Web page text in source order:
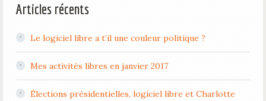
Articles récents
Le logiciel libre a t’il une couleur politique ?
Mes activités libres en janvier 2017
Élections présidentielles, logiciel libre et Charlotte